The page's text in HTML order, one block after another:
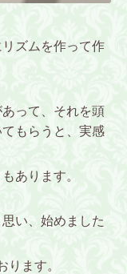
ズムを作って作
って、それを頭
もらうと、実感
あります。
い、始めました
ります。